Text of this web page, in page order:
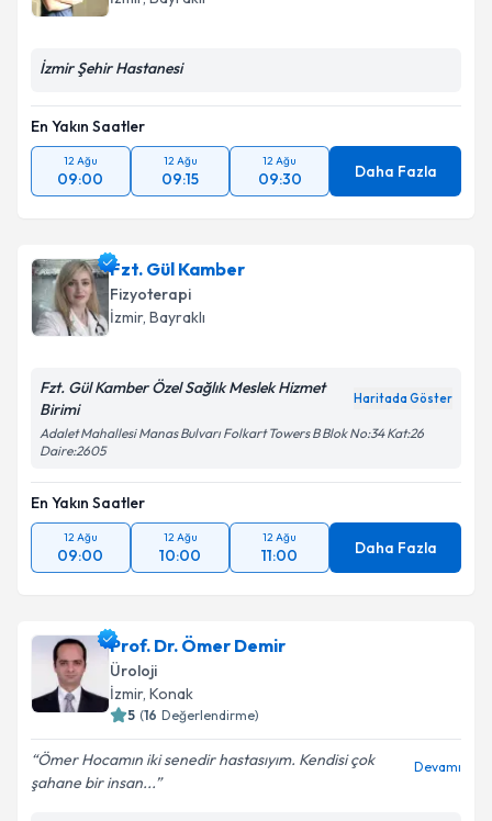
Kişisel verilerimin işlenmesine ilişkinAydınlatma
Metni
kapsamda işlenmesini kabul ediyorum.
İzmir Şehir Hastanesi
En Yakın Saatler
12 Ağu
09:00
12 Ağu
09:15
12 Ağu
09:30 Daha Fazla
Fzt. Gül Kamber
Fizyoterapi
İzmir, Bayraklı
Fzt. Gül Kamber Özel Sağlık Meslek Hizmet
Birimi
Haritada Göster
Adalet Mahallesi Manas Bulvarı Folkart Towers B Blok No:34 Kat:26
Daire:2605
En Yakın Saatler
12 Ağu
09:00
12 Ağu
10:00
12 Ağu
11:00 Daha Fazla
Prof. Dr. Ömer Demir
Üroloji
İzmir, Konak
5 (16 Değerlendirme)
Ömer Hocamın iki senedir hastasıyım. Kendisi çok
şahane bir insan...
Devamı